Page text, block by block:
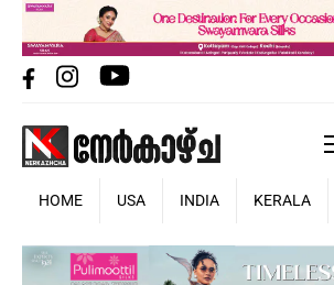
HOME USA INDIA KERALA